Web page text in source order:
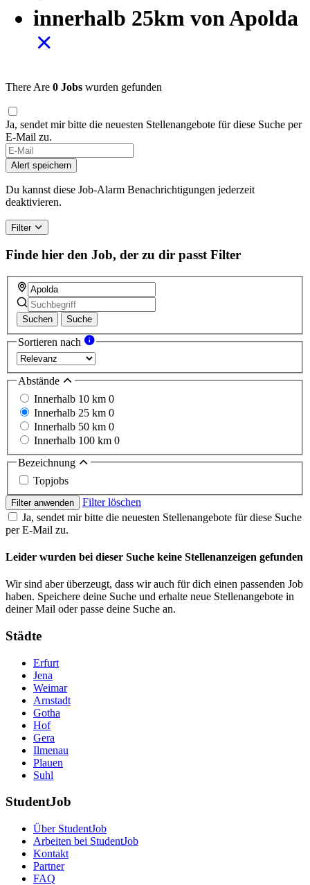
innerhalb 25km von Apolda
There Are 0 Jobs wurden gefunden
Ja, sendet mir bitte die neuesten Stellenangebote für diese Suche per
E-Mail zu.
Alert speichern
Du kannst diese Job-Alarm Benachrichtigungen jederzeit
deaktivieren.
Filter
Finde hier den Job, der zu dir passt Filter
Suchen Suche
Sortieren nach
Abstände
Innerhalb 10 km 0
Innerhalb 25 km 0
Innerhalb 50 km 0
Innerhalb 100 km 0
Bezeichnung
Topjobs
Filter anwenden
Filter löschen
Ja, sendet mir bitte die neuesten Stellenangebote für diese Suche
per E-Mail zu.
Leider wurden bei dieser Suche keine Stellenanzeigen gefunden
Wir sind aber überzeugt, dass wir auch für dich einen passenden Job
haben. Speichere deine Suche und erhalte neue Stellenangebote in
deiner Mail oder passe deine Suche an.
Städte
Erfurt
Jena
Weimar
Arnstadt
Gotha
Hof
Gera
Ilmenau
Plauen
Suhl
StudentJob
Über StudentJob
Arbeiten bei StudentJob
Kontakt
Partner
FAQ